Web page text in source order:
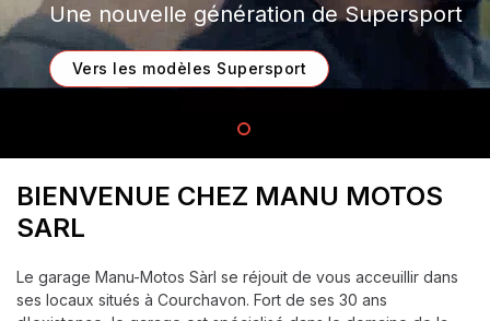
Une nouvelle génération de Supersport
Vers les modèles Supersport
BIENVENUE CHEZ MANU MOTOS
SARL
Le garage Manu-Motos Sàrl se réjouit de vous acceuillir dans
ses locaux situés à Courchavon. Fort de ses 30 ans